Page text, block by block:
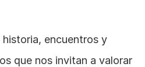
que nos invitan a valorar